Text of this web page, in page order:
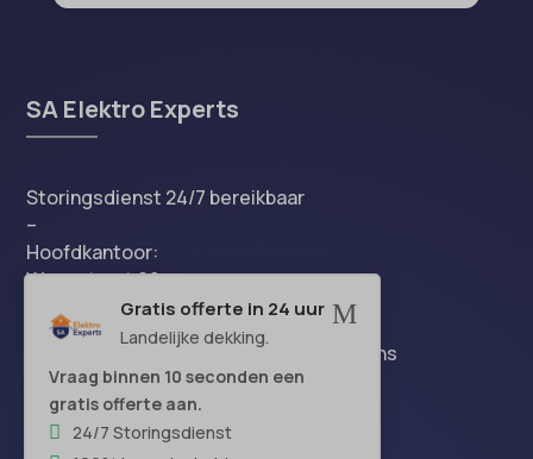
M
Gratis offerte in 24 uur
Landelijke dekking.
Vraag binnen 10 seconden een
gratis offerte aan.
24/7 Storingsdienst
SA Elektro Experts
Storingsdienst 24/7 bereikbaar
–
Hoofdkantoor:
Wegastraat 62,
2516 AP Den Haag
Let op: dit is geen bezoekadres, maar ons
hoofdkantoor. Wij werken landelijk.